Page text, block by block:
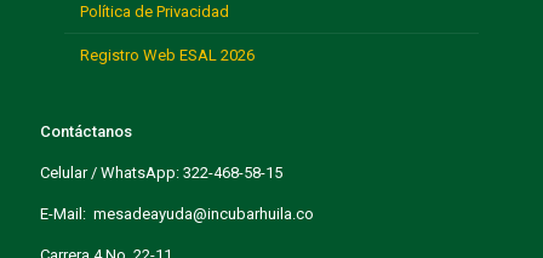
Política de Privacidad
Registro Web ESAL 2026
Contáctanos
Celular / WhatsApp: 322-468-58-15
E-Mail: mesadeayuda@incubarhuila.co